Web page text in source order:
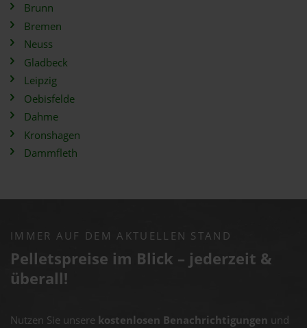
Brunn
Bremen
Neuss
Gladbeck
Leipzig
Oebisfelde
Dahme
Kronshagen
Dammfleth
IMMER AUF DEM AKTUELLEN STAND
Pelletspreise im Blick – jederzeit &
überall!
Nutzen Sie unsere kostenlosen Benachrichtigungen und